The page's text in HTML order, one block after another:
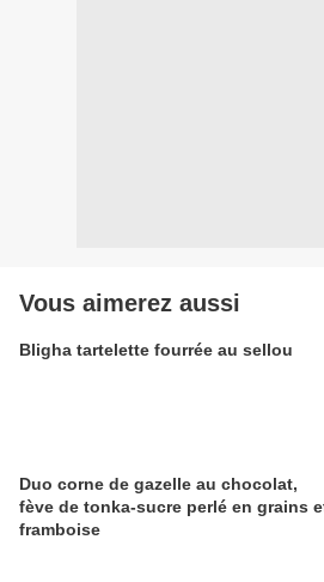
Vous aimerez aussi
Bligha tartelette fourrée au sellou
Duo corne de gazelle au chocolat,
fève de tonka-sucre perlé en grains
framboise